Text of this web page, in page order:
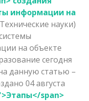
информации на
науки)
на объекте
сегодня
данную статью –
04 августа
span>